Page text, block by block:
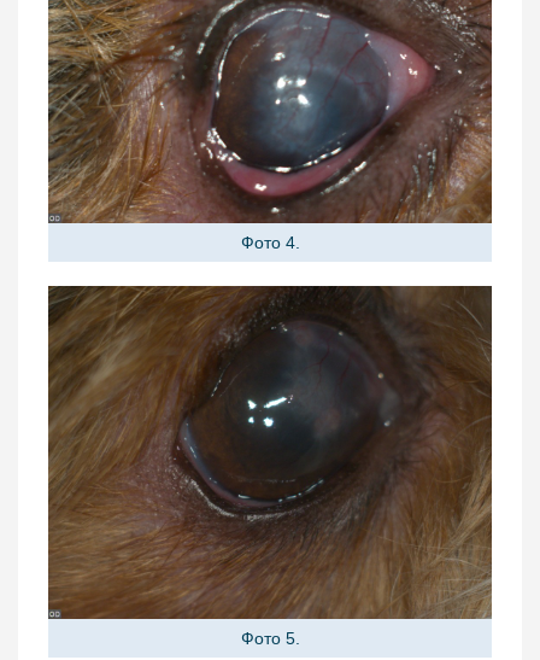
Фото 4.
Фото 5.